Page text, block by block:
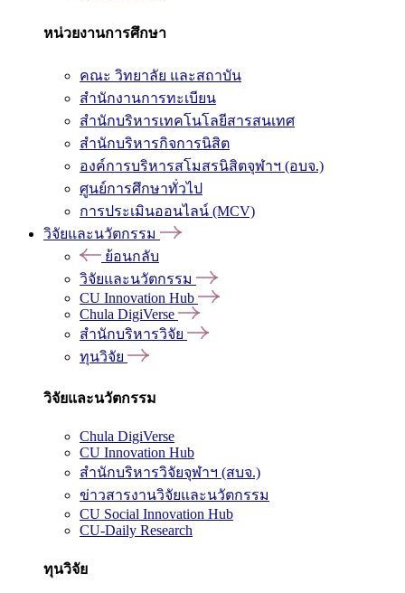
หน่วยงานการศึกษา
คณะ วิทยาลัย และสถาบัน
สำนักงานการทะเบียน
สำนักบริหารเทคโนโลยีสารสนเทศ
สำนักบริหารกิจการนิสิต
องค์การบริหารสโมสรนิสิตจุฬาฯ (อบจ.)
ศูนย์การศึกษาทั่วไป
การประเมินออนไลน์ (MCV)
วิจัยและนวัตกรรม
ย้อนกลับ
วิจัยและนวัตกรรม
CU Innovation Hub
Chula DigiVerse
สำนักบริหารวิจัย
ทุนวิจัย
วิจัยและนวัตกรรม
Chula DigiVerse
CU Innovation Hub
สำนักบริหารวิจัยจุฬาฯ (สบจ.)
ข่าวสารงานวิจัยและนวัตกรรม
CU Social Innovation Hub
CU-Daily Research
ทุนวิจัย